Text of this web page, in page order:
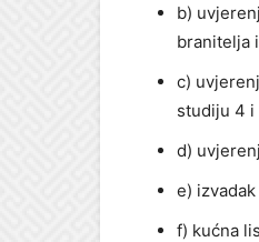
b)
branitelja
c)
studiju 4 i
d)
e)
f) kućna